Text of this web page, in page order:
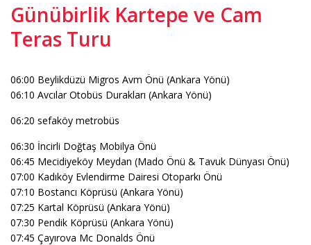
Günübirlik Kartepe ve Cam
Teras Turu
06:00 Beylikdüzü Migros Avm Önü (Ankara Yönü)
06:10 Avcılar Otobüs Durakları (Ankara Yönü)
06:20 sefaköy metrobüs
06:30 İncirli Doğtaş Mobilya Önü
06:45 Mecidiyeköy Meydan (Mado Önü & Tavuk Dünyası Önü)
07:00 Kadıköy Evlendirme Dairesi Otoparkı Önü
07:10 Bostancı Köprüsü (Ankara Yönü)
07:25 Kartal Köprüsü (Ankara Yönü)
07:30 Pendik Köprüsü (Ankara Yönü)
07:45 Çayırova Mc Donalds Önü